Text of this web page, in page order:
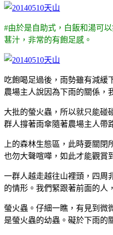
#由於是自助式，白飯和湯可
葚汁，非常的有飽足感。
吃飽喝足過後，雨勢雖有減緩
農場主人說因為下雨的關係，
大批的螢火蟲，所以就只能碰
群人撐著雨傘隨著農場主人帶
上的森林生態區，此時要關閉
也勿大聲喧嘩，如此才能觀賞
一群人越走越往山裡頭，四周
的情形。我們緊跟著前面的人
螢火蟲。仔細一瞧，有見到微
是螢火蟲的幼蟲。礙於下雨的